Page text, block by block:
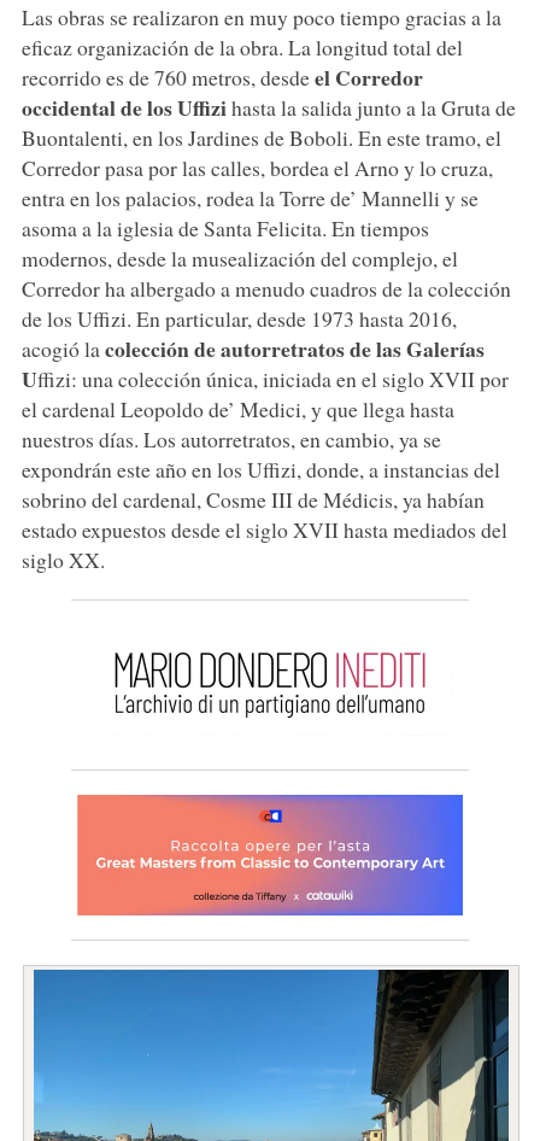
Las obras se realizaron en muy poco tiempo gracias a la
eficaz organización de la obra. La longitud total del
recorrido es de 760 metros, desdeel Corredor
occidental de los Uffizihasta la salida junto a la Gruta de
Buontalenti, en los Jardines de Boboli. En este tramo, el
Corredor pasa por las calles, bordea el Arno y lo cruza,
entra en los palacios, rodea la Torre de’ Mannelli y se
asoma a la iglesia de Santa Felicita. En tiempos
modernos, desde la musealización del complejo, el
Corredor ha albergado a menudo cuadros de la colección
de los Uffizi. En particular, desde 1973 hasta 2016,
acogió la colección de autorretratos de las Galerías
Uffizi: una colección única, iniciada en el siglo XVII por
el cardenal Leopoldo de’ Medici, y que llega hasta
nuestros días. Los autorretratos, en cambio, ya se
expondrán este año en los Uffizi, donde, a instancias del
sobrino del cardenal, Cosme III de Médicis, ya habían
estado expuestos desde el siglo XVII hasta mediados del
siglo XX.